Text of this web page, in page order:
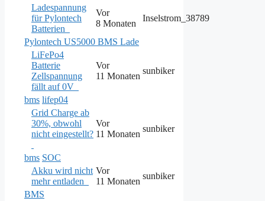
Ladespannung
für Pylontech
Batterien
Vor
8 Monaten
Inselstrom_38789
Pylontech US5000 BMS Lade
LiFePo4
Batterie
Zellspannung
fällt auf 0V
Vor
11 Monaten
sunbiker
bms lifep04
Grid Charge ab
30%, obwohl
nicht eingestellt?
Vor
11 Monaten
sunbiker
bms SOC
Akku wird nicht
mehr entladen
Vor
11 Monaten
sunbiker
BMS